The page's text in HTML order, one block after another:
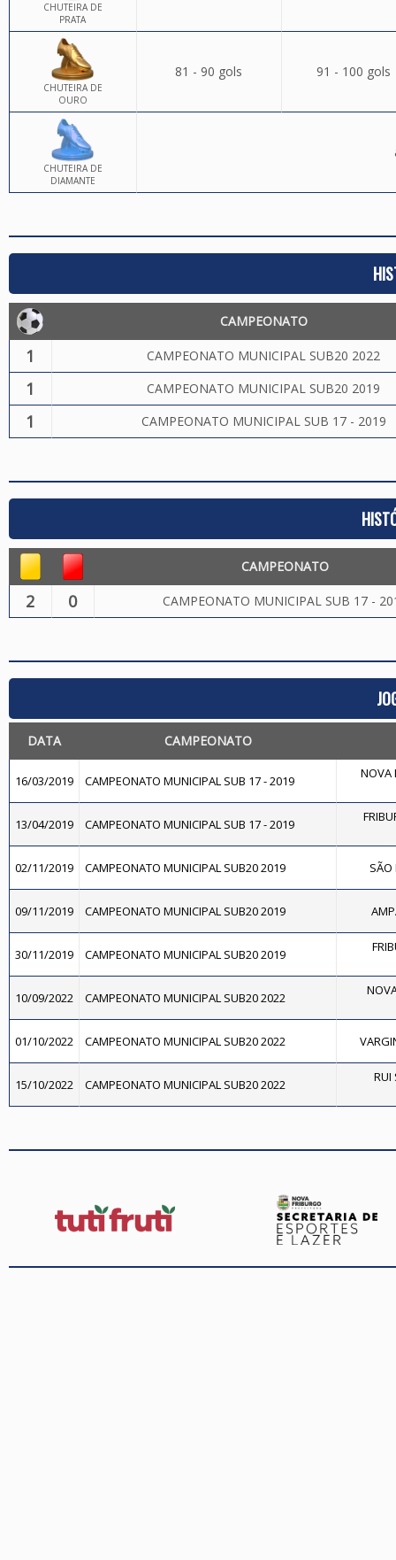
CHUTEIRA DE
PRATA
CHUTEIRA DE
OURO
81 - 90 gols 91 - 100 gols
CHUTEIRA DE
DIAMANTE
CAMPEONATO
1 CAMPEONATO MUNICIPAL SUB20 2022
1 CAMPEONATO MUNICIPAL SUB20 2019
1 CAMPEONATO MUNICIPAL SUB 17 - 2019
CAMPEONATO
2 0 CAMPEONATO MUNICIPAL SUB 17 -
DATA CAMPEONATO
16/03/2019 CAMPEONATO MUNICIPAL SUB 17 - 2019 NOVA
13/04/2019 CAMPEONATO MUNICIPAL SUB 17 - 2019
02/11/2019 CAMPEONATO MUNICIPAL SUB20 2019 SÃO
09/11/2019 CAMPEONATO MUNICIPAL SUB20 2019
30/11/2019 CAMPEONATO MUNICIPAL SUB20 2019
10/09/2022 CAMPEONATO MUNICIPAL SUB20 2022
01/10/2022 CAMPEONATO MUNICIPAL SUB20 2022
15/10/2022 CAMPEONATO MUNICIPAL SUB20 2022 RUI